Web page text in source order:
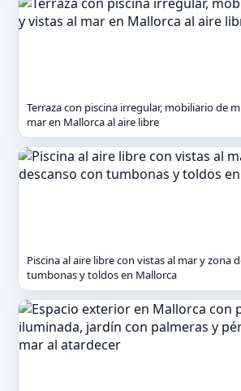
Terraza con piscina irregular, mobiliario de
mar en Mallorca al aire libre
Piscina al aire libre con vistas al mar y zona
tumbonas y toldos en Mallorca